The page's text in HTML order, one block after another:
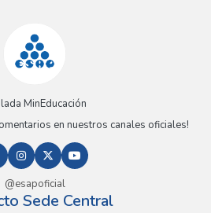
MinEducación
en nuestros canales oficiales!
@esapoficial
Sede Central